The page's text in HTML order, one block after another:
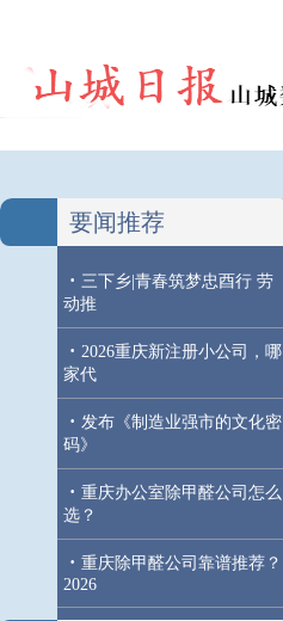
要闻推荐
· 三下乡|青春筑梦忠酉行 劳
动推
· 2026重庆新注册小公司，哪
家代
· 发布《制造业强市的文化密
码》
· 重庆办公室除甲醛公司怎么
选？
· 重庆除甲醛公司靠谱推荐？
2026